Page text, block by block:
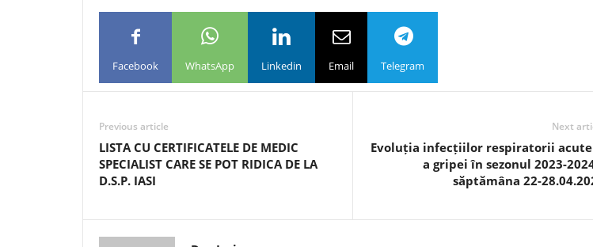
Facebook WhatsApp Linkedin Email Telegram
Previous article
LISTA CU CERTIFICATELE DE MEDIC
SPECIALIST CARE SE POT RIDICA DE LA
D.S.P. IASI
Next
Evoluția infecțiilor respiratorii acute
a gripei în sezonul 2023-
săptămâna 22-